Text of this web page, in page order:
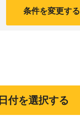
条件を変更する
日付を選択する